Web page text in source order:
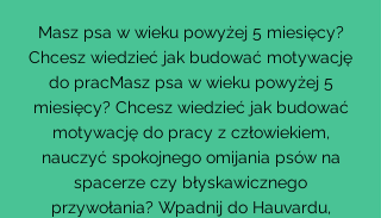
Masz psa w wieku powyżej 5 miesięcy?
Chcesz wiedzieć jak budować motywację
do pracMasz psa w wieku powyżej 5
miesięcy? Chcesz wiedzieć jak budować
motywację do pracy z człowiekiem,
nauczyć spokojnego omijania psów na
spacerze czy błyskawicznego
przywołania? Wpadnij do Hauvardu,